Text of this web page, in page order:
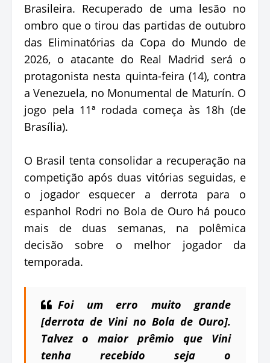
Brasileira. Recuperado de uma lesão no
ombro que o tirou das partidas de outubro
das Eliminatórias da Copa do Mundo de
2026, o atacante do Real Madrid será o
protagonista nesta quinta-feira (14), contra
a Venezuela, no Monumental de Maturín. O
jogo pela 11ª rodada começa às 18h (de
Brasília).
O Brasil tenta consolidar a recuperação na
competição após duas vitórias seguidas, e
o jogador esquecer a derrota para o
espanhol Rodri no Bola de Ouro há pouco
mais de duas semanas, na polêmica
decisão sobre o melhor jogador da
temporada.
Foi um erro muito grande
[derrota de Vini no Bola de Ouro].
Talvez o maior prêmio que Vini
tenha recebido seja o